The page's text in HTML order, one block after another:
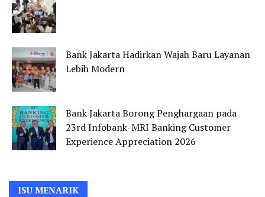
Bank Jakarta Hadirkan Wajah Baru Layanan
Lebih Modern
Bank Jakarta Borong Penghargaan pada
23rd Infobank-MRI Banking Customer
Experience Appreciation 2026
ISU MENARIK